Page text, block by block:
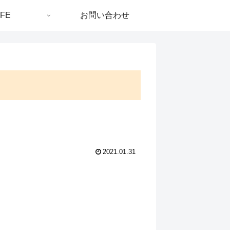
お問い合わせ
2021.01.31